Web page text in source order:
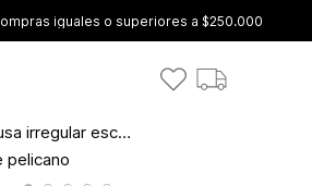
iguales o superiores a $250.000
Blusa irregular escote pelicano